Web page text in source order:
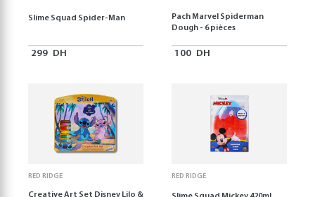
Slime Squad Spider-Man
299 DH
Pach Marvel Spiderman
Dough - 6 pièces
100 DH
RED RIDGE
Creative Art Set Disney Lilo &
RED RIDGE